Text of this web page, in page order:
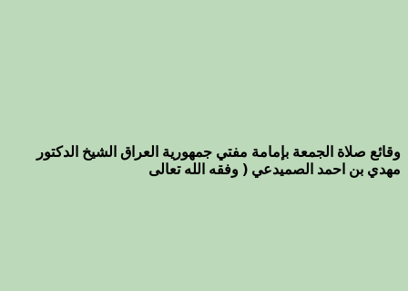
وقائع صلاة الجمعة بإمامة مفتي جمهورية العراق الشيخ الدكتور
مهدي بن احمد الصميدعي ( وفقه الله تعالى